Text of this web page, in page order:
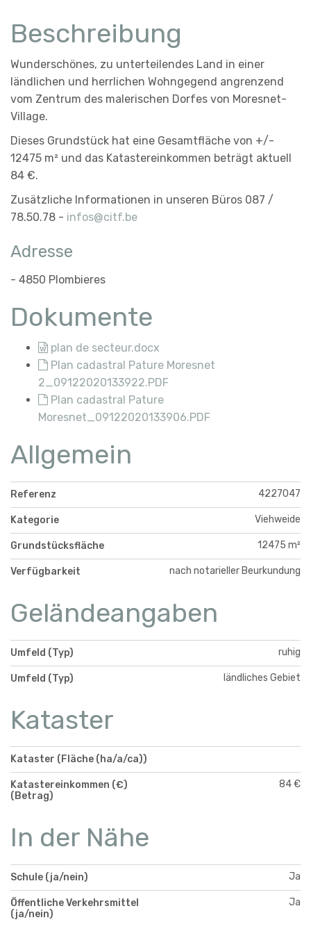
Beschreibung
Wunderschönes, zu unterteilendes Land in einer
ländlichen und herrlichen Wohngegend angrenzend
vom Zentrum des malerischen Dorfes von Moresnet-
Village.
Dieses Grundstück hat eine Gesamtfläche von +/-
12475 m² und das Katastereinkommen beträgt aktuell
84 €.
Zusätzliche Informationen in unseren Büros 087 /
78.50.78 - infos@citf.be
Adresse
- 4850 Plombieres
Dokumente
plan de secteur.docx
Plan cadastral Pature Moresnet
2_09122020133922.PDF
Plan cadastral Pature
Moresnet_09122020133906.PDF
Allgemein
Referenz 4227047
Kategorie Viehweide
Grundstücksfläche 12475 m²
Verfügbarkeit nach notarieller Beurkundung
Geländeangaben
Umfeld (Typ) ruhig
Umfeld (Typ) ländliches Gebiet
Kataster
Kataster (Fläche (ha/a/ca))
Katastereinkommen (€)
(Betrag)
84 €
In der Nähe
Schule (ja/nein) Ja
Öffentliche Verkehrsmittel
(ja/nein)
Ja